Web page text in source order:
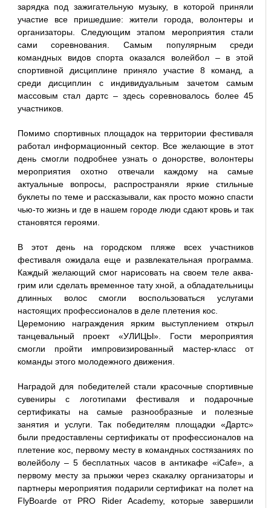
зарядка под зажигательную музыку, в которой приняли
участие все пришедшие: жители города, волонтеры и
организаторы. Следующим этапом мероприятия стали
сами соревнования. Самым популярным среди
командных видов спорта оказался волейбол – в этой
спортивной дисциплине приняло участие 8 команд, а
среди дисциплин с индивидуальным зачетом самым
массовым стал дартс – здесь соревновалось более 45
участников.
Помимо спортивных площадок на территории фестиваля
работал информационный сектор. Все желающие в этот
день смогли подробнее узнать о донорстве, волонтеры
мероприятия охотно отвечали каждому на самые
актуальные вопросы, распространяли яркие стильные
буклеты по теме и рассказывали, как просто можно спасти
чью-то жизнь и где в нашем городе люди сдают кровь и так
становятся героями.
В этот день на городском пляже всех участников
фестиваля ожидала еще и развлекательная программа.
Каждый желающий смог нарисовать на своем теле аква-
грим или сделать временное тату хной, а обладательницы
длинных волос смогли воспользоваться услугами
настоящих профессионалов в деле плетения кос.
Церемонию награждения ярким выступлением открыл
танцевальный проект «УЛИЦЫ». Гости мероприятия
смогли пройти импровизированный мастер-класс от
команды этого молодежного движения.
Наградой для победителей стали красочные спортивные
сувениры с логотипами фестиваля и подарочные
сертификаты на самые разнообразные и полезные
занятия и услуги. Так победителям площадки «Дартс»
были предоставлены сертификаты от профессионалов на
плетение кос, первому месту в командных состязаниях по
волейболу – 5 бесплатных часов в антикафе «iCafe», а
первому месту за прыжки через скакалку организаторы и
партнеры мероприятия подарили сертификат на полет на
FlyBoardе от PRO Rider Academy, которые завершили